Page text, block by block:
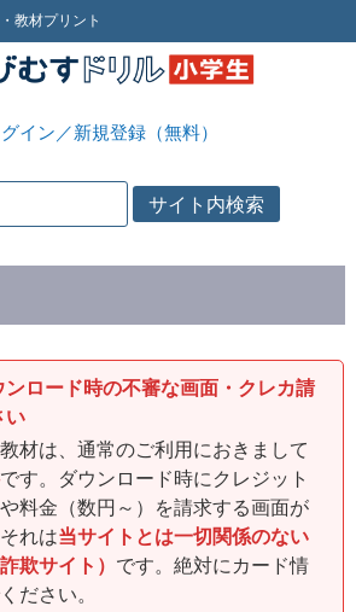
教材プリント
イン／新規登録（無料）
ンロード時の不審な画面・クレカ請
い
材は、通常のご利用におきまして
です。ダウンロード時にクレジット
料金（数円～）を請求する画面が
れは当サイトとは一切関係のない
欺サイト） です。絶対にカード情
ださい。